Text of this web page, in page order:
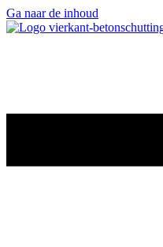
Ga naar de inhoud